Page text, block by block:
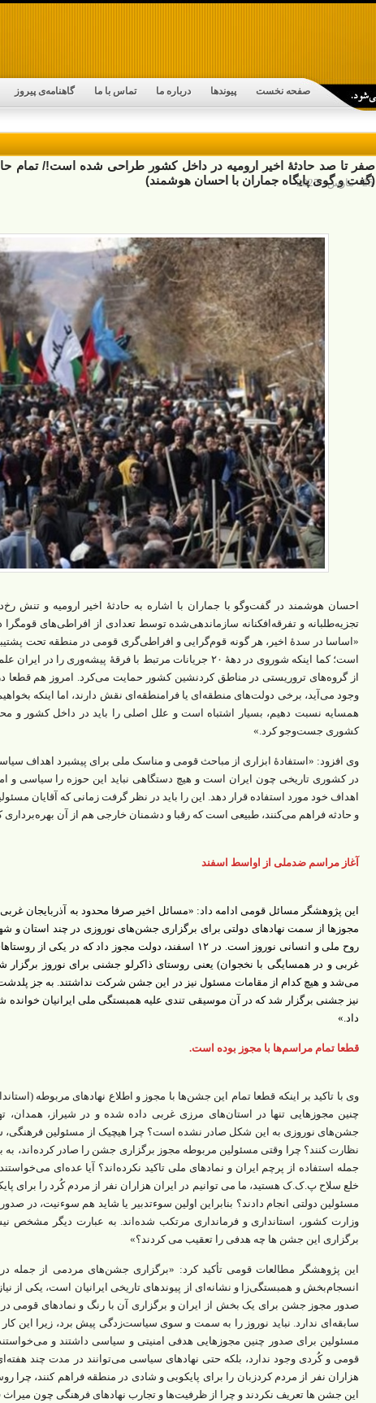
صفحه نخست پیوندها درباره ما تماس با ما گاهنامه‌ی پیروز
صفر تا صد حادثۀ اخیر ارومیه در داخل کشور طراحی شده است!/ تمام
(گفت و گوی پایگاه جماران با احسان هوشمند)
25 - مارس - 2025
احسان هوشمند در گفت‌وگو با جماران با اشاره به حادثۀ اخیر ارومیه و تنش
تجزیه‌طلبانه و تفرقه‌افکنانه سازماندهی‌شده توسط تعدادی از افراطی‌های
«اساسا در سدۀ اخیر، هر گونه قوم‌گرایی و افراطی‌گری قومی در منطقه تحت
است؛ کما اینکه شوروی در دهۀ ۲۰ جریانات مرتبط با فرقۀ
از گروه‌های تروریستی در مناطق کردنشین کشور حمایت می‌کرد. امروز هم قطعا
وجود می‌آید، برخی دولت‌های منطقه‌ای یا فرامنطقه‌ای نقش دارند، اما اینکه
همسایه نسبت دهیم، بسیار اشتباه است و علل اصلی را باید در داخل کشور و
کشوری جست‌وجو کرد.»
وی افزود: «استفادۀ ابزاری از مباحث قومی و مناسک ملی برای پیشبرد اهداف
در کشوری تاریخی چون ایران است و هیچ دستگاهی نباید این حوزه را سیاسی و
اهداف خود مورد استفاده قرار دهد. این را باید در نظر گرفت زمانی که آقایان
و حادثه فراهم می‌کنند، طبیعی است که رقبا و دشمنان خارجی هم از آن بهره‌برداری
آغاز مراسم ضدملی از اواسط اسفند
این پژوهشگر مسائل قومی ادامه داد: «مسائل اخیر صرفا محدود به آذربایجان
مجوزها از سمت نهادهای دولتی برای برگزاری جشن‌های نوروزی در چند استان و
روح ملی و انسانی نوروز است. در ۱۲ اسفند، دولت مجوز داد
غربی و در همسایگی با نخجوان) یعنی روستای ذاکرلو جشنی برای نوروز برگزار
می‌شد و هیچ کدام از مقامات مسئول نیز در این جشن شرکت نداشتند. به جز
نیز جشنی برگزار شد که در آن موسیقی تندی علیه همبستگی ملی ایرانیان خوانده
داد.»
قطعا تمام مراسم‌ها با مجوز بوده است.
وی با تاکید بر اینکه قطعا تمام این جشن‌ها با مجوز و اطلاع نهادهای مربوطه
چنین مجوزهایی تنها در استان‌های مرزی غربی داده شده و در شیراز،
جشن‌های نوروزی به این شکل صادر نشده است؟ چرا هیچیک از مسئولین فرهنگی،
نظارت کنند؟ چرا وقتی مسئولین مربوطه مجوز برگزاری جشن را صادر کرده‌اند، به
جمله استفاده از پرچم ایران و نمادهای ملی تاکید نکرده‌اند؟ آیا عده‌ای
خلع سلاح پ.ک.ک هستید، ما می توانیم در ایران هزاران نفر از مردم کُرد را برای
مسئولین دولتی انجام دادند؟ بنابراین اولین سوءتدبیر یا شاید هم سوءنیت، در
وزارت کشور، استانداری و فرمانداری مرتکب شده‌اند. به عبارت دیگر مشخص
برگزاری این جشن ها چه هدفی را تعقیب می کردند؟»
این پژوهشگر مطالعات قومی تأکید کرد: «برگزاری جشن‌های مردمی از جمله
انسجام‌بخش و همبستگی‌زا و نشانه‌ای از پیوندهای تاریخی ایرانیان است، یکی از
صدور مجوز جشن برای یک بخش از ایران و برگزاری آن با رنگ و نمادهای قومی در
سابقه‌ای ندارد. نباید نوروز را به سمت و سوی سیاست‌زدگی پیش برد، زیرا این
مسئولین برای صدور چنین مجوزهایی هدفی امنیتی و سیاسی داشتند و می‌خواستند
قومی و کُردی وجود ندارد، بلکه حتی نهادهای سیاسی می‌توانند در مدت چند
هزاران نفر از مردم کردزبان را برای پایکوبی و شادی در منطقه فراهم کنند،
این جشن ها تعریف نکردند و چرا از ظرفیت‌ها و تجارب نهادهای فرهنگی چون